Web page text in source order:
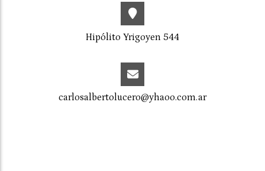
Hipólito Yrigoyen 544
carlosalbertolucero@yhaoo.com.ar